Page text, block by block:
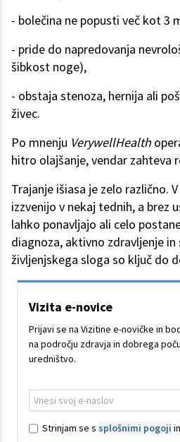
- bolečina ne popusti več kot 3
- pride do napredovanja
šibkost noge),
- obstaja stenoza, hernija ali
živec.
Po mnenju VerywellHealth
hitro olajšanje, vendar zahteva
Trajanje išiasa je zelo različno.
izzvenijo v nekaj tednih, a brez
lahko ponavljajo ali celo
diagnoza, aktivno zdravljenje in
življenjskega sloga so ključ do
Vizita e-novice
Prijavi se na Vizitine e-novičke in
na področju zdravja in dobrega
uredništvo.
Strinjam se s splošnimi pogoji in